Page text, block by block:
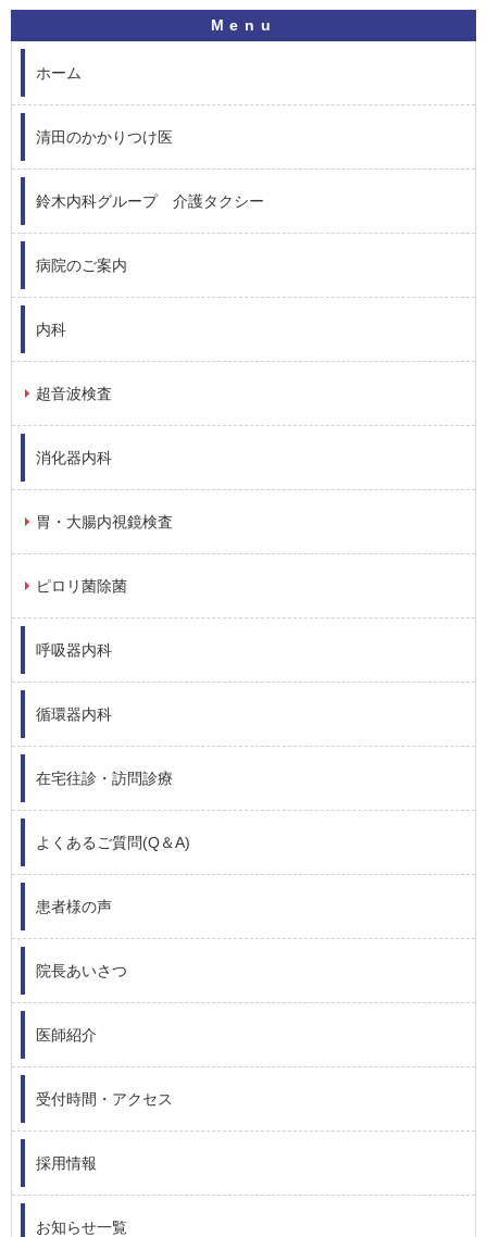
ホーム
清田のかかりつけ医
鈴木内科グループ 介護タクシー
病院のご案内
内科
超音波検査
消化器内科
胃・大腸内視鏡検査
ピロリ菌除菌
呼吸器内科
循環器内科
在宅往診・訪問診療
よくあるご質問(Q＆A)
患者様の声
院長あいさつ
医師紹介
受付時間・アクセス
採用情報
お知らせ一覧